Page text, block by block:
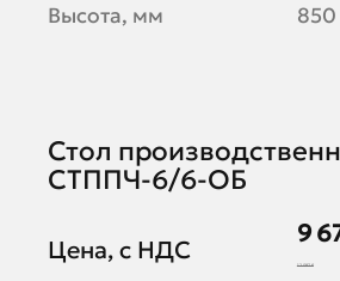
Высота, мм
850
Стол
СТППЧ-6/6-ОБ
Цена, с НДС
9
12 097 ₽